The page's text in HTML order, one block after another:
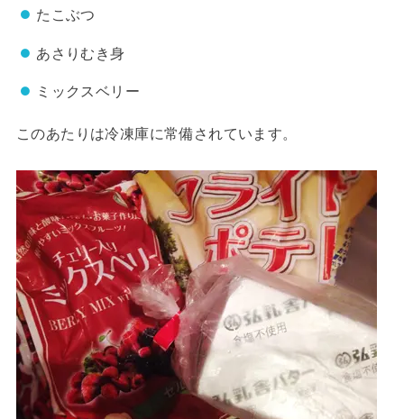
たこぶつ
あさりむき身
ミックスベリー
このあたりは冷凍庫に常備されています。